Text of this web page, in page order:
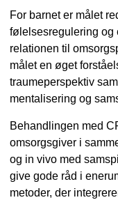
For barnet er målet
følelsesregulering og
relationen til
målet en øget
traumeperspektiv
mentalisering og
Behandlingen med
omsorgsgiver i
og in vivo med
give gode råd i
metoder, der